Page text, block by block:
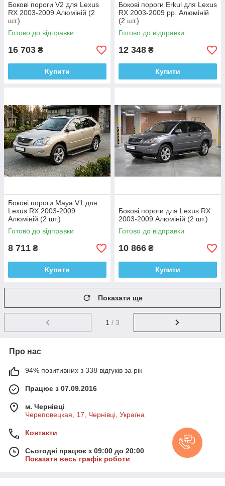
Бокові пороги V2 для Lexus
RX 2003-2009 Алюміній (2
шт.)
Готово до відправки
16 703 ₴
Купити
Бокові пороги Erkul для Lexus
RX 2003-2009 рр. Алюміній
(2 шт.)
Готово до відправки
12 348 ₴
Купити
Бокові пороги Maya V1 для
Lexus RX 2003-2009
Алюміній (2 шт.)
Готово до відправки
8 711 ₴
Купити
Бокові пороги для Lexus RX
2003-2009 Алюміній (2 шт.)
Готово до відправки
10 866 ₴
Купити
Показати ще
1 / 3
Про нас
94% позитивних з 338 відгуків за рік
Працює з 07.09.2016
м. Чернівці
Череповецкая, 17, Чернівці, Україна
Контакти
Сьогодні працює з 09:00 до 20:00
Показати весь графік роботи